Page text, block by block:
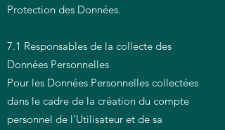
Protection des Données.
7.1 Responsables de la collecte des
Données Personnelles
Pour les Données Personnelles collectées
dans le cadre de la création du compte
personnel de l’Utilisateur et de sa